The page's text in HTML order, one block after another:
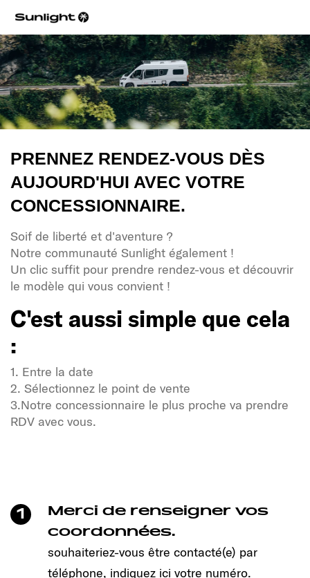
PRENNEZ RENDEZ-VOUS DÈS
AUJOURD'HUI AVEC VOTRE
CONCESSIONNAIRE.
Soif de liberté et d'aventure ?
Notre communauté Sunlight également !
Un clic suffit pour prendre rendez-vous et découvrir
le modèle qui vous convient !
C'est aussi simple que cela
:
1. Entre la date
2. Sélectionnez le point de vente
3.Notre concessionnaire le plus proche va prendre
RDV avec vous.
C'est aussi simple que cela
1
Merci de renseigner vos
coordonnées.
souhaiteriez-vous être contacté(e) par
téléphone, indiquez ici votre numéro.